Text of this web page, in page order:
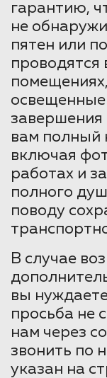
гарантию,
не
пятен или
проводятся
освещенные
вам полный
включая
работах и
полного
поводу
В случае
вы
просьба не
нам через
звонить по
указан на